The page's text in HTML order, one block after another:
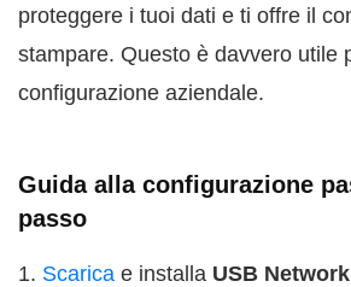
proteggere i tuoi dati e ti offre il
stampare. Questo è davvero utile
configurazione aziendale.
Guida alla configurazione
passo
1. Scarica e installa USB